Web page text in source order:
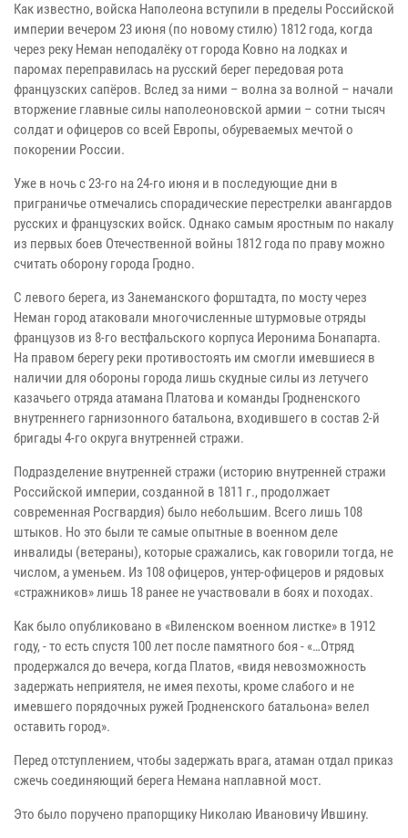
Как известно, войска Наполеона вступили в пределы Российской
империи вечером 23 июня (по новому стилю) 1812 года, когда
через реку Неман неподалёку от города Ковно на лодках и
паромах переправилась на русский берег передовая рота
французских сапёров. Вслед за ними – волна за волной – начали
вторжение главные силы наполеоновской армии – сотни тысяч
солдат и офицеров со всей Европы, обуреваемых мечтой о
покорении России.
Уже в ночь с 23-го на 24-го июня и в последующие дни в
приграничье отмечались спорадические перестрелки авангардов
русских и французских войск. Однако самым яростным по накалу
из первых боев Отечественной войны 1812 года по праву можно
считать оборону города Гродно.
С левого берега, из Занеманского форштадта, по мосту через
Неман город атаковали многочисленные штурмовые отряды
французов из 8-го вестфальского корпуса Иеронима Бонапарта.
На правом берегу реки противостоять им смогли имевшиеся в
наличии для обороны города лишь скудные силы из летучего
казачьего отряда атамана Платова и команды Гродненского
внутреннего гарнизонного батальона, входившего в состав 2-й
бригады 4-го округа внутренней стражи.
Подразделение внутренней стражи (историю внутренней стражи
Российской империи, созданной в 1811 г., продолжает
современная Росгвардия) было небольшим. Всего лишь 108
штыков. Но это были те самые опытные в военном деле
инвалиды (ветераны), которые сражались, как говорили тогда, не
числом, а уменьем. Из 108 офицеров, унтер-офицеров и рядовых
«стражников» лишь 18 ранее не участвовали в боях и походах.
Как было опубликовано в «Виленском военном листке» в 1912
году, - то есть спустя 100 лет после памятного боя - «…Отряд
продержался до вечера, когда Платов, «видя невозможность
задержать неприятеля, не имея пехоты, кроме слабого и не
имевшего порядочных ружей Гродненского батальона» велел
оставить город».
Перед отступлением, чтобы задержать врага, атаман отдал приказ
сжечь соединяющий берега Немана наплавной мост.
Это было поручено прапорщику Николаю Ивановичу Ившину.